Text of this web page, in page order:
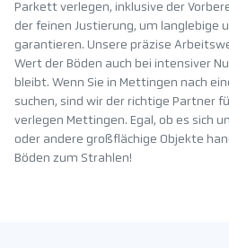
Parkett verlegen, inklusive der
der feinen Justierung, um langlebige
garantieren. Unsere präzise
Wert der Böden auch bei intensiver
bleibt. Wenn Sie in Mettingen nach
suchen, sind wir der richtige Partner
verlegen Mettingen. Egal, ob es sich
oder andere großflächige Objekte
Böden zum Strahlen!